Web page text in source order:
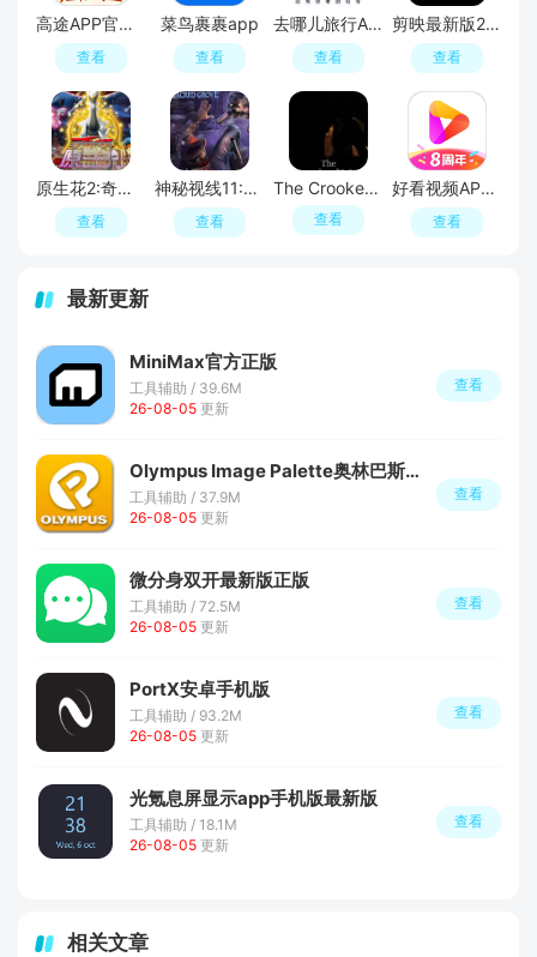
高途APP官方正版
查看
菜鸟裹裹app
查看
去哪儿旅行APP官方免费版
查看
剪映最新版2026手机版
查看
原生花2:奇幻旅程
查看
神秘视线11:惊悚秘林
查看
The Crooked Man
查看
好看视频APP官方最新版
查看
最新更新
MiniMax官方正版
工具辅助 / 39.6M
26-08-05 更新
查看
Olympus Image Palette奥林巴斯调色板安卓app
工具辅助 / 37.9M
26-08-05 更新
查看
微分身双开最新版正版
工具辅助 / 72.5M
26-08-05 更新
查看
PortX安卓手机版
工具辅助 / 93.2M
26-08-05 更新
查看
光氪息屏显示app手机版最新版
工具辅助 / 18.1M
26-08-05 更新
查看
相关文章